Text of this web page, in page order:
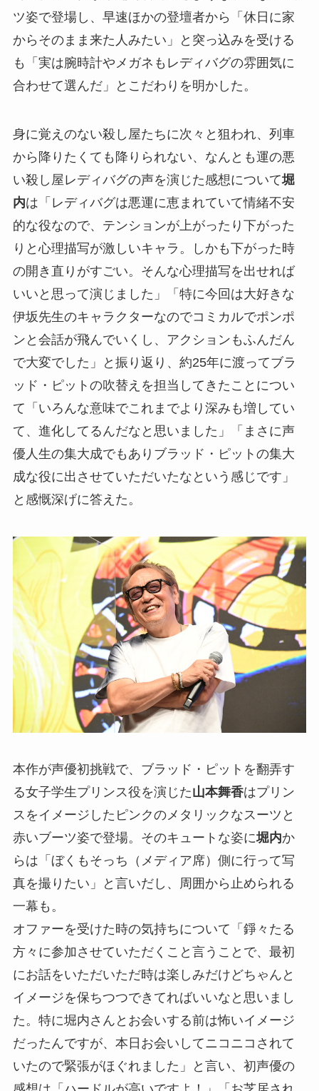
ツ姿で登場し、早速ほかの登壇者から「休日に家
からそのまま来た人みたい」と突っ込みを受ける
も「実は腕時計やメガネもレディバグの雰囲気に
合わせて選んだ」とこだわりを明かした。
身に覚えのない殺し屋たちに次々と狙われ、列車
から降りたくても降りられない、なんとも運の悪
い殺し屋レディバグの声を演じた感想について堀
内は「レディバグは悪運に恵まれていて情緒不安
的な役なので、テンションが上がったり下がった
りと心理描写が激しいキャラ。しかも下がった時
の開き直りがすごい。そんな心理描写を出せれば
いいと思って演じました」「特に今回は大好きな
伊坂先生のキャラクターなのでコミカルでポンポ
ンと会話が飛んでいくし、アクションもふんだん
で大変でした」と振り返り、約25年に渡ってブラ
ッド・ピットの吹替えを担当してきたことについ
て「いろんな意味でこれまでより深みも増してい
て、進化してるんだなと思いました」「まさに声
優人生の集大成でもありブラッド・ピットの集大
成な役に出させていただいたなという感じです」
と感慨深げに答えた。
本作が声優初挑戦で、ブラッド・ピットを翻弄す
る女子学生プリンス役を演じた山本舞香はプリン
スをイメージしたピンクのメタリックなスーツと
赤いブーツ姿で登場。そのキュートな姿に堀内か
らは「ぼくもそっち（メディア席）側に行って写
真を撮りたい」と言いだし、周囲から止められる
一幕も。
オファーを受けた時の気持ちについて「錚々たる
方々に参加させていただくこと言うことで、最初
にお話をいただいただ時は楽しみだけどちゃんと
イメージを保ちつつできてればいいなと思いまし
た。特に堀内さんとお会いする前は怖いイメージ
だったんですが、本日お会いしてニコニコされて
いたので緊張がほぐれました」と言い、初声優の